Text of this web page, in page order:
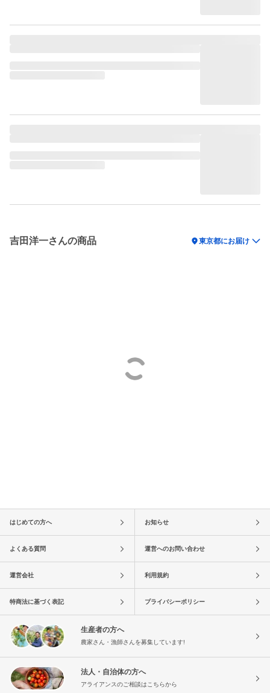
吉田洋一さんの商品 location_on東京都にお届け
はじめての方へ お知らせ
よくある質問 運営へのお問い合わせ
運営会社 利用規約
特商法に基づく表記 プライバシーポリシー
生産者の方へ
農家さん・漁師さんを募集しています!
法人・自治体の方へ
アライアンスのご相談はこちらから